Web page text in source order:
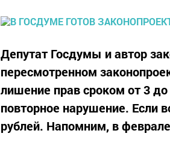
Депутат Госдумы и автор
пересмотренном
лишение прав сроком от 3
повторное нарушение. Если
рублей. Напомним, в